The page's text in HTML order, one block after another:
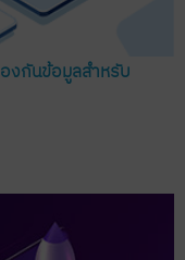
งกันข้อมูลสำหรับ